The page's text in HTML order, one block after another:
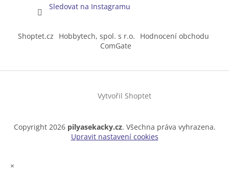
Sledovat na Instagramu
Shoptet.cz Hobbytech, spol. s r.o.
Hodnocení obchodu
ComGate
Vytvořil Shoptet
Copyright 2026 pilyasekacky.cz. Všechna práva vyhrazena.
Upravit nastavení cookies
×